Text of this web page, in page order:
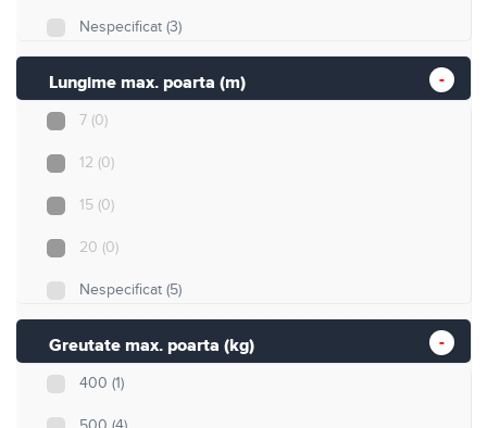
Nespecificat (3)
Lungime max. poarta (m)
7 (0)
12 (0)
15 (0)
20 (0)
Nespecificat (5)
Greutate max. poarta (kg)
400 (1)